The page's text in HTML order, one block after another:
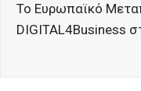
Το Ευρωπαϊκό
DIGITAL4Business